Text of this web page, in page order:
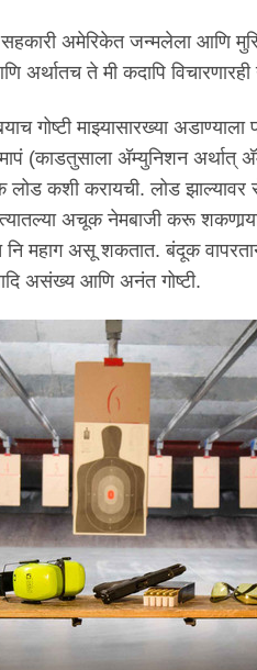
अमेरिकेत जन्मलेला आणि
ते मी कदापि विचारणारही
गोष्टी माझ्यासारख्या
(काडतुसाला अ‍ॅम्युनिशन अर्थात्
कशी करायची. लोड
अचूक नेमबाजी करू
महाग असू शकतात. बंदूक
असंख्य आणि अनंत गोष्टी.